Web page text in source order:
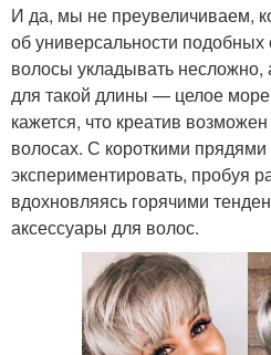
И да, мы не преувеличиваем,
об универсальности подобных
волосы укладывать несложно,
для такой длины — целое
кажется, что креатив
волосах. С короткими
экспериментировать, пробуя
вдохновляясь горячими
аксессуары для волос.